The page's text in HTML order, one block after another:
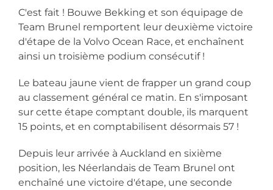
C'est fait ! Bouwe Bekking et son équipage de
Team Brunel remportent leur deuxième victoire
d'étape de la Volvo Ocean Race, et enchaînent
ainsi un troisième podium consécutif !
Le bateau jaune vient de frapper un grand coup
au classement général ce matin. En s'imposant
sur cette étape comptant double, ils marquent
15 points, et en comptabilisent désormais 57 !
Depuis leur arrivée à Auckland en sixième
position, les Néerlandais de Team Brunel ont
enchaîné une victoire d'étape, une seconde